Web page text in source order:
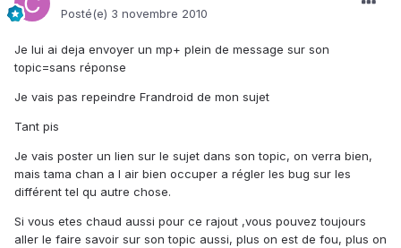
Posté(e) 3 novembre 2010
Je lui ai deja envoyer un mp+ plein de message sur son
topic=sans réponse
Je vais pas repeindre Frandroid de mon sujet
Tant pis
Je vais poster un lien sur le sujet dans son topic, on verra bien,
mais tama chan a l air bien occuper a régler les bug sur les
différent tel qu autre chose.
Si vous etes chaud aussi pour ce rajout ,vous pouvez toujours
aller le faire savoir sur son topic aussi, plus on est de fou, plus on